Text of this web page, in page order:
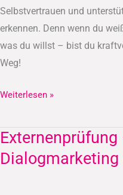
Selbstvertrauen und
erkennen. Denn wenn du
was du willst – bist du
Weg!
Weiterlesen »
Dialogmarketing
Externenprüfung
–
Kaufleute